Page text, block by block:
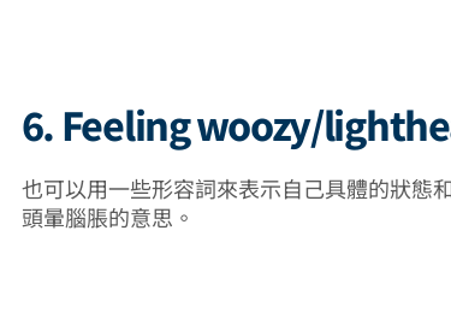
6. Feeling woozy/
也可以用一些形容詞來表示自己具體的狀
頭暈腦脹的意思。